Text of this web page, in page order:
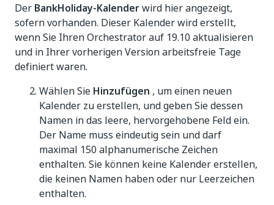
Der BankHoliday-Kalenderwird hier angezeigt,
sofern vorhanden. Dieser Kalender wird erstellt,
wenn Sie Ihren Orchestrator auf 19.10 aktualisieren
und in Ihrer vorherigen Version arbeitsfreie Tage
definiert waren.
Wählen Sie Hinzufügen , um einen neuen
Kalender zu erstellen, und geben Sie dessen
Namen in das leere, hervorgehobene Feld ein.
Der Name muss eindeutig sein und darf
maximal 150 alphanumerische Zeichen
enthalten. Sie können keine Kalender erstellen,
die keinen Namen haben oder nur Leerzeichen
enthalten.